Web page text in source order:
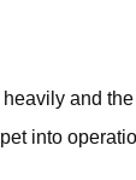
and
into